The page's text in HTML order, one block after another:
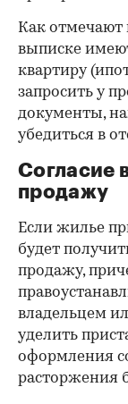
Как
выписке
квартиру
запросить у
документы,
убедиться в
Согласие
продажу
Если жилье
будет
продажу,
владельцем
уделить
оформления
расторжения